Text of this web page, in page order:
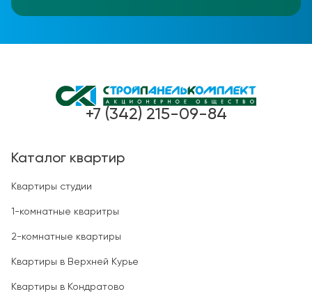
+7 (342) 215-09-84
Каталог квартир
Квартиры студии
1-комнатные кваритры
2-комнатные квартиры
Квартиры в Верхней Курье
Квартиры в Кондратово